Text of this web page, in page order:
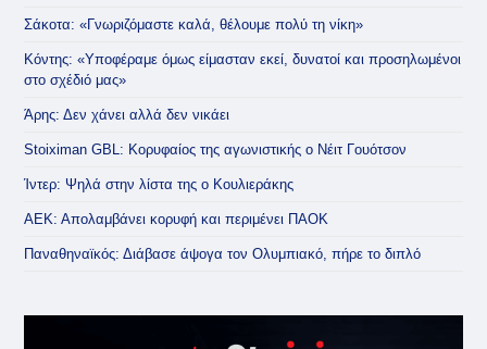
Σάκοτα: «Γνωριζόμαστε καλά, θέλουμε πολύ τη νίκη»
Κόντης: «Υποφέραμε όμως είμασταν εκεί, δυνατοί και προσηλωμένοι
στο σχέδιό μας»
Άρης: Δεν χάνει αλλά δεν νικάει
Stoiximan GBL: Κορυφαίος της αγωνιστικής ο Νέιτ Γουότσον
Ίντερ: Ψηλά στην λίστα της ο Κουλιεράκης
ΑΕΚ: Απολαμβάνει κορυφή και περιμένει ΠΑΟΚ
Παναθηναϊκός: Διάβασε άψογα τον Ολυμπιακό, πήρε το διπλό